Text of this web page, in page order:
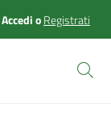
AccedioRegistrati